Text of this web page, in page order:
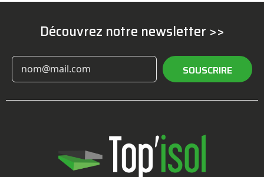
Découvrez notre newsletter >>
SOUSCRIRE